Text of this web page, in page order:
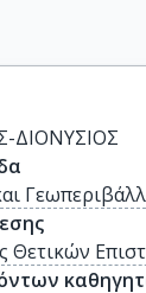
ΔΙΟΝΥΣΙΟΣ
Θετικών